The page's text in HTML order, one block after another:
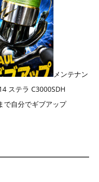
メンテナン
ステラ C3000SDH
で自分でギブアップ